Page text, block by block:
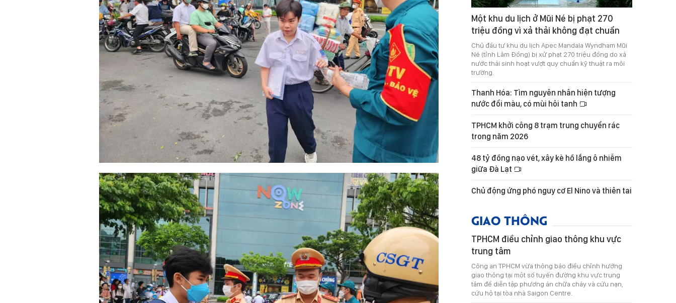
Một khu du lịch ở Mũi Né bị phạt 270
triệu đồng vì xả thải không đạt chuẩn
Chủ đầu tư khu du lịch Apec Mandala Wyndham Mũi
Né (tỉnh Lâm Đồng) bị xử phạt 270 triệu đồng do xả
nước thải sinh hoạt vượt quy chuẩn kỹ thuật ra môi
trường.
Thanh Hóa: Tìm nguyên nhân hiện tượng
nước đổi màu, có mùi hôi tanh
TPHCM khởi công 8 trạm trung chuyển rác
trong năm 2026
48 tỷ đồng nạo vét, xây kè hồ lắng ô nhiễm
giữa Đà Lạt
Chủ động ứng phó nguy cơ El Nino và thiên tai
GIAO THÔNG
TPHCM điều chỉnh giao thông khu vực
trung tâm
Công an TPHCM vừa thông báo điều chỉnh hướng
giao thông tại một số tuyến đường khu vực trung
tâm để diễn tập phương án chữa cháy và cứu nạn,
cứu hộ tại tòa nhà Saigon Centre.